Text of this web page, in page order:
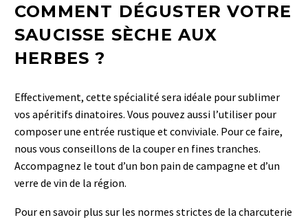
COMMENT DÉGUSTER VOTRE
SAUCISSE SÈCHE AUX
HERBES ?
Effectivement, cette spécialité sera idéale pour sublimer
vos apéritifs dinatoires. Vous pouvez aussi l’utiliser pour
composer une entrée rustique et conviviale. Pour ce faire,
nous vous conseillons de la couper en fines tranches.
Accompagnez le tout d’un bon pain de campagne et d’un
verre de vin de la région.
Pour en savoir plus sur les normes strictes de la charcuterie